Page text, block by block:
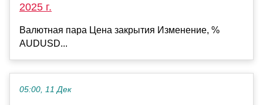
2025 г.
Валютная пара Цена закрытия Изменение, %
AUDUSD...
05:00, 11 Дек